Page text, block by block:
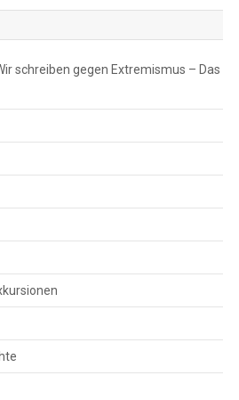
schreiben gegen Extremismus – Das